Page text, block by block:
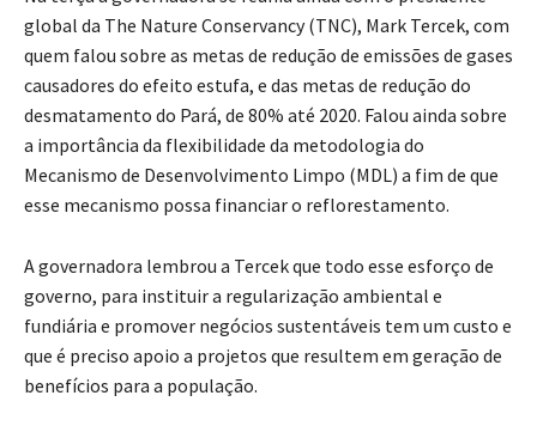
global da The Nature Conservancy (TNC), Mark Tercek, com
quem falou sobre as metas de redução de emissões de gases
causadores do efeito estufa, e das metas de redução do
desmatamento do Pará, de 80% até 2020. Falou ainda sobre
a importância da flexibilidade da metodologia do
Mecanismo de Desenvolvimento Limpo (MDL) a fim de que
esse mecanismo possa financiar o reflorestamento.
A governadora lembrou a Tercek que todo esse esforço de
governo, para instituir a regularização ambiental e
fundiária e promover negócios sustentáveis tem um custo e
que é preciso apoio a projetos que resultem em geração de
benefícios para a população.